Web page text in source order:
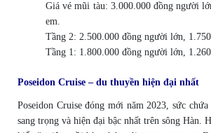
Giá vé mũi tàu: 3.000.000 đồng người
em.
Tầng 2: 2.500.000 đồng người lớn,
Tầng 1: 1.800.000 đồng người lớn,
Poseidon Cruise – du thuyền hiện đại nhất
Poseidon Cruise đóng mới năm 2023, sức
sang trọng và hiện đại bậc nhất trên sông Hàn.